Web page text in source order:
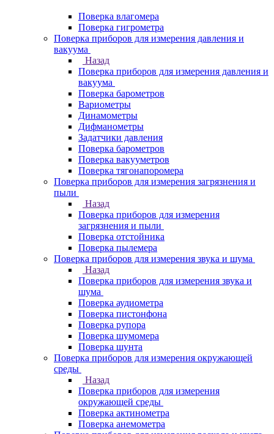
Поверка влагомера
Поверка гигрометра
Поверка приборов для измерения давления и
вакуума
Назад
Поверка приборов для измерения давления и
вакуума
Поверка барометров
Вариометры
Динамометры
Дифманометры
Задатчики давления
Поверка барометров
Поверка вакууметров
Поверка тягонапоромера
Поверка приборов для измерения загрязнения и
пыли
Назад
Поверка приборов для измерения
загрязнения и пыли
Поверка отстойника
Поверка пылемера
Поверка приборов для измерения звука и шума
Назад
Поверка приборов для измерения звука и
шума
Поверка аудиометра
Поверка пистонфона
Поверка рупора
Поверка шумомера
Поверка шунта
Поверка приборов для измерения окружающей
среды
Назад
Поверка приборов для измерения
окружающей среды
Поверка актинометра
Поверка анемометра